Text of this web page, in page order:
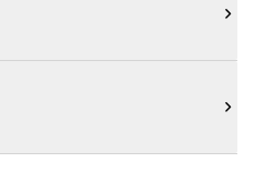

